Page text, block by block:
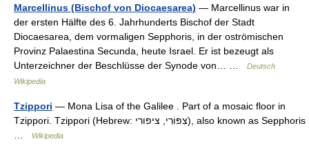
Marcellinus (Bischof von Diocaesarea) — Marcellinus war in
der ersten Hälfte des 6. Jahrhunderts Bischof der Stadt
Diocaesarea, dem vormaligen Sepphoris, in der oströmischen
Provinz Palaestina Secunda, heute Israel. Er ist bezeugt als
Unterzeichner der Beschlüsse der Synode von… …
Deutsch
Wikipedia
Tzippori — Mona Lisa of the Galilee . Part of a mosaic floor in
Tzippori. Tzippori (Hebrew: צִפּוֹרִי, ציפורי‎‎), also known as Sepphoris
Wikipedia